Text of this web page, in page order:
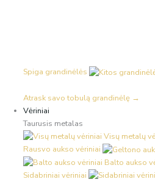
Spiga grandinėlės
Atrask savo tobulą grandinėlę →
Vėriniai
Taurusis metalas
Visų metalų
Rausvo aukso vėriniai
Balto aukso
Sidabriniai vėriniai